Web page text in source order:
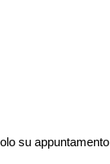
su appuntamento